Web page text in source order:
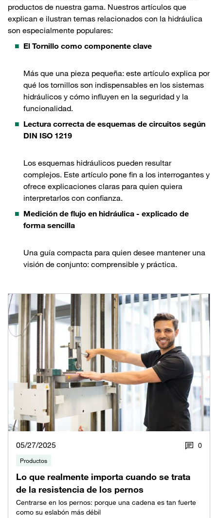
productos de nuestra gama. Nuestros artículos que
explican e ilustran temas relacionados con la hidráulica
son especialmente populares:
El Tornillo como componente clave
Más que una pieza pequeña: este artículo explica por
qué los tornillos son indispensables en los sistemas
hidráulicos y cómo influyen en la seguridad y la
funcionalidad.
Lectura correcta de esquemas de circuitos según
DIN ISO 1219
Los esquemas hidráulicos pueden resultar
complejos. Este artículo pone fin a los interrogantes y
ofrece explicaciones claras para quien quiera
interpretarlos con confianza.
Medición de flujo en hidráulica - explicado de
forma sencilla
Una guía compacta para quien desee mantener una
visión de conjunto: comprensible y práctica.
05/27/2025 0
Productos
Lo que realmente importa cuando se trata
de la resistencia de los pernos
Centrarse en los pernos: porque una cadena es tan fuerte
como su eslabón más débil